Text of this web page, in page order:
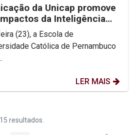
da Unicap promove
da Inteligência
(23), a Escola de
Católica de Pernambuco
LER MAIS
resultados.